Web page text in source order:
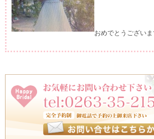
おめでとうござい